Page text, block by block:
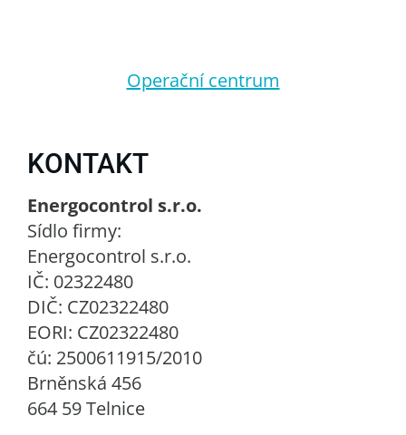
Operační centrum
KONTAKT
Energocontrol s.r.o.
Sídlo firmy:
Energocontrol s.r.o.
IČ: 02322480
DIČ: CZ02322480
EORI: CZ02322480
čú: 2500611915/2010
Brněnská 456
664 59 Telnice